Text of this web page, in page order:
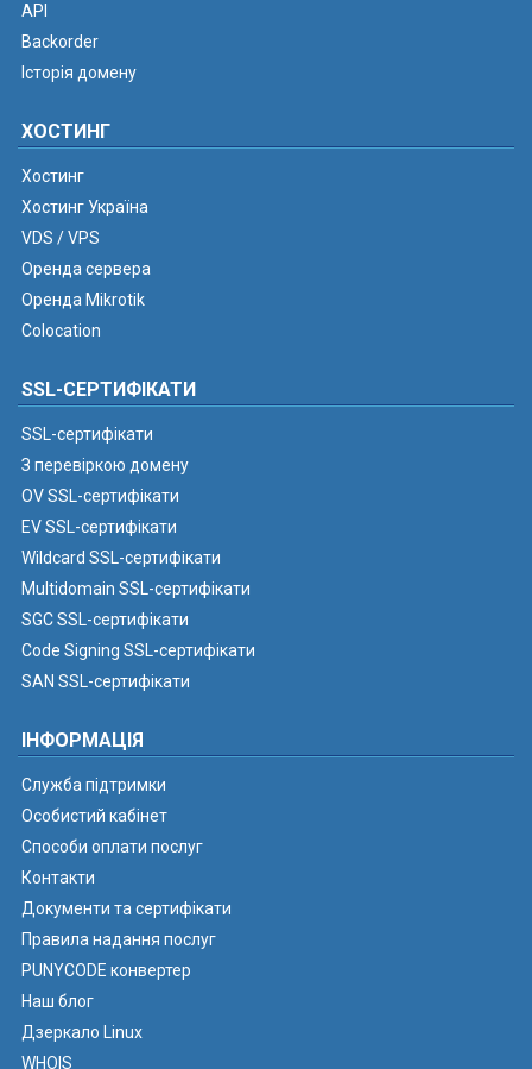
API
Backorder
Історія домену
ХОСТИНГ
Хостинг
Хостинг Україна
VDS / VPS
Оренда сервера
Оренда Mikrotik
Colocation
SSL-СЕРТИФІКАТИ
SSL-сертифікати
З перевіркою домену
OV SSL-сертифікати
EV SSL-сертифікати
Wildcard SSL-сертифікати
Multidomain SSL-сертифікати
SGC SSL-сертифікати
Code Signing SSL-сертифікати
SAN SSL-сертифікати
ІНФОРМАЦІЯ
Служба підтримки
Особистий кабінет
Способи оплати послуг
Контакти
Документи та сертифікати
Правила надання послуг
PUNYCODE конвертер
Наш блог
Дзеркало Linux
WHOIS